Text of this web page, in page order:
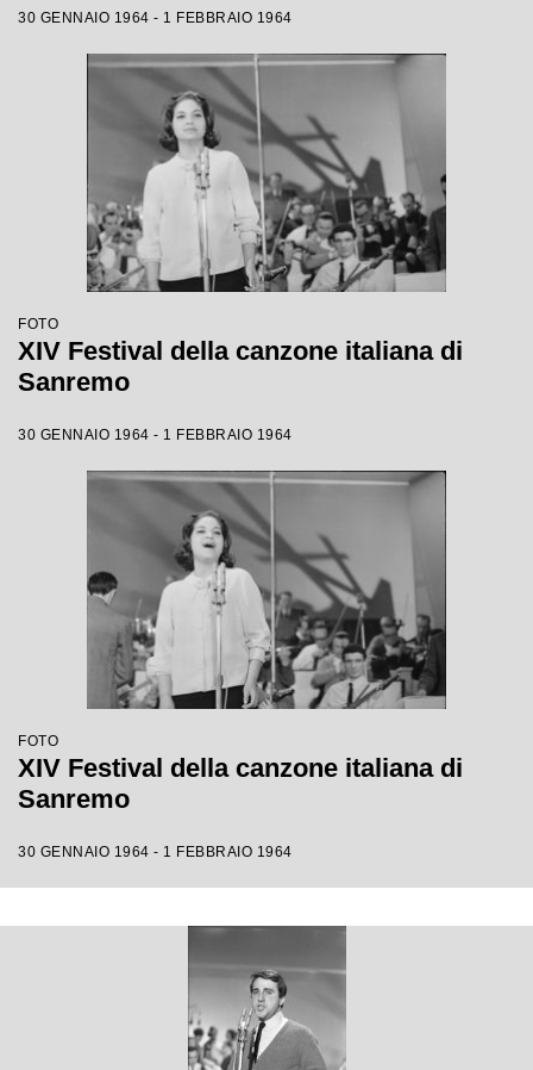
30 GENNAIO 1964 - 1 FEBBRAIO 1964
FOTO
XIV Festival della canzone italiana di
Sanremo
30 GENNAIO 1964 - 1 FEBBRAIO 1964
FOTO
XIV Festival della canzone italiana di
Sanremo
30 GENNAIO 1964 - 1 FEBBRAIO 1964